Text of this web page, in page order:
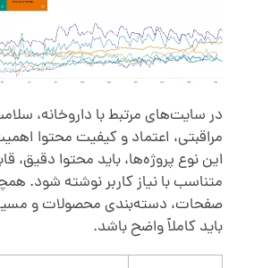
در سایت‌های مرتبط با داروخانه،
مراقبتی، اعتماد و کیفیت محتوا
این نوع پروژه‌ها، باید محتوا دقیق،
متناسب با نیاز کاربر نوشته شود.
صفحات، دسته‌بندی محصولات و
باید کاملاً واضح باشد.